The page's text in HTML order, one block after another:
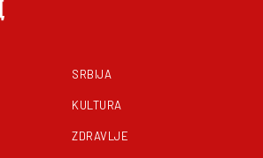
SRBIJA
KULTURA
ZDRAVLJE